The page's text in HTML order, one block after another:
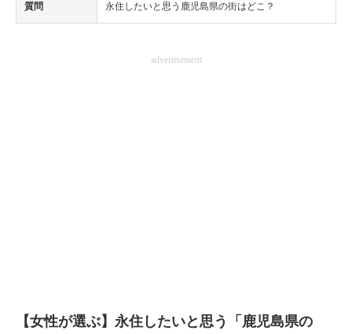
質問 永住したいと思う鹿児島県の街はどこ？
advertisement
【女性が選ぶ】永住したいと思う「鹿児島県の